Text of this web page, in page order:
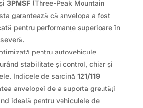
3PMSF(Three-Peak Mountain
garantează că anvelopa a fost
pentru performanțe superioare în
pentru autovehicule
stabilitate și control, chiar și
Indicele de sarcină 121/119
anvelopei de a suporta greutăți
ideală pentru vehiculele de